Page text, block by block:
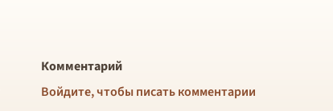
Комментарий
Войдите, чтобы писать комментарии